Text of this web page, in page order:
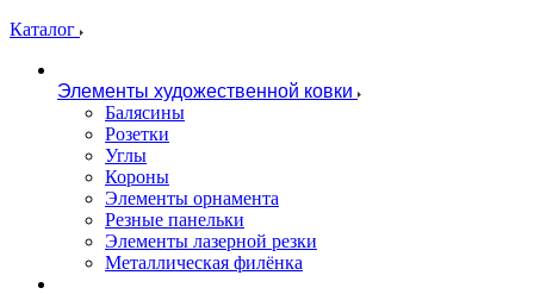
Каталог
Элементы художественной ковки
Балясины
Розетки
Углы
Короны
Элементы орнамента
Резные панельки
Элементы лазерной резки
Металлическая филёнка